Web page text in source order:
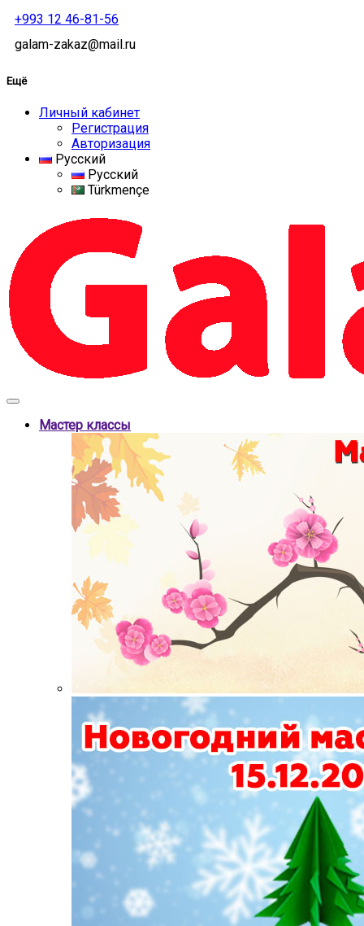
+993 12 46-81-56
galam-zakaz@mail.ru
Ещё
Личный кабинет
Регистрация
Авторизация
Русский
Русский
Türkmençe
Мастер классы